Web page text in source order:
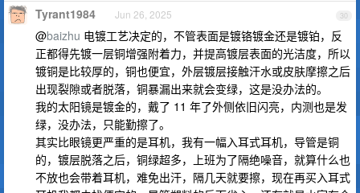
30
Tyrant1984 Jun 26, 2025
@baizhu 电镀工艺决定的，不管表面是镀铬镀金还是镀铂，反
正都得先镀一层铜增强附着力，并提高镀层表面的光洁度，所以
镀铜是比较厚的，铜也便宜，外层镀层接触汗水或皮肤摩擦之后
出现裂隙或者脱落，铜暴漏出来就会变绿，这是没办法的。
我的太阳镜是镀金的，戴了 11 年了外侧依旧闪亮，内测也是发
绿，没办法，只能勤擦了。
其实比眼镜更严重的是耳机，我有一幅入耳式耳机，导管是铜
的，镀层脱落之后，铜绿超多，上班为了隔绝噪音，就算什么也
不放也会带着耳机，难免出汗，隔几天就要擦，现在再买入耳式